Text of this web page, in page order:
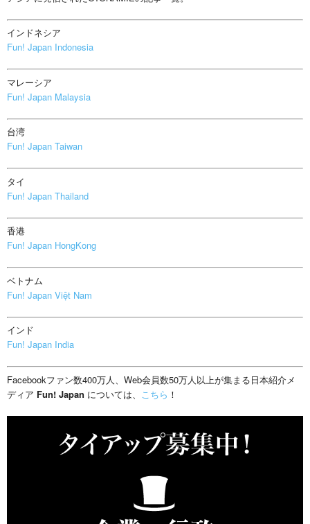
インドネシア
Fun! Japan Indonesia
マレーシア
Fun! Japan Malaysia
台湾
Fun! Japan Taiwan
タイ
Fun! Japan Thailand
香港
Fun! Japan HongKong
ベトナム
Fun! Japan Việt Nam
インド
Fun! Japan India
Facebookファン数400万人、Web会員数50万人以上が集まる日本紹介メ
ディア Fun! Japan については、 こちら ！